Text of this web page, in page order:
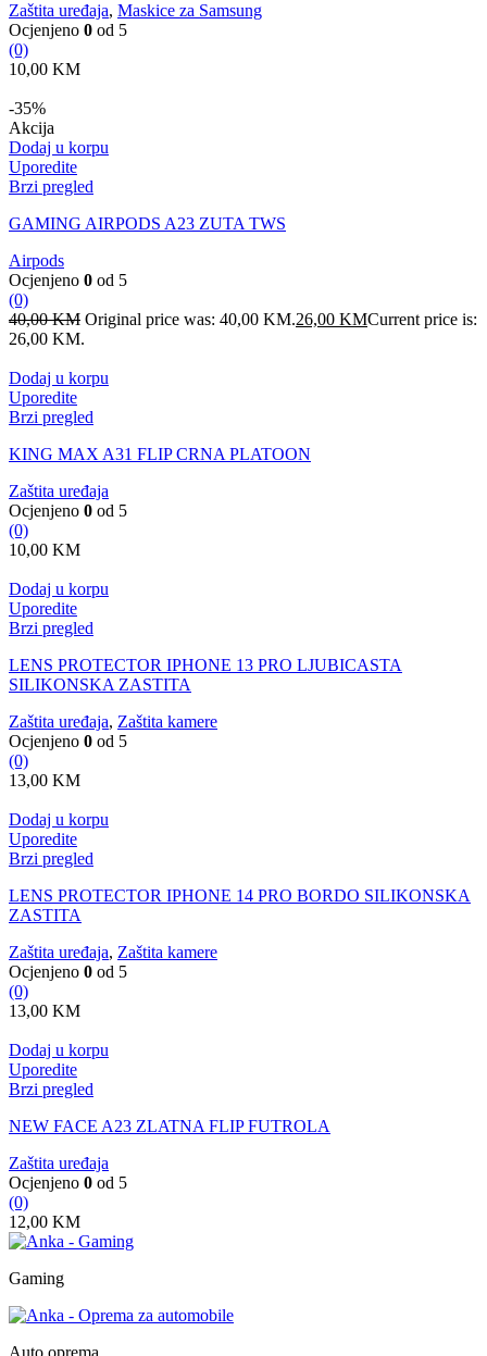
Zaštita uređaja, Maskice za Samsung
Ocjenjeno 0 od 5
(0)
10,00 KM
-35%
Akcija
Dodaj u korpu
Uporedite
Brzi pregled
GAMING AIRPODS A23 ZUTA TWS
Airpods
Ocjenjeno 0 od 5
(0)
40,00KM Original price was: 40,00 KM.26,00 KMCurrent price is:
26,00 KM.
Dodaj u korpu
Uporedite
Brzi pregled
KING MAX A31 FLIP CRNA PLATOON
Zaštita uređaja
Ocjenjeno 0 od 5
(0)
10,00 KM
Dodaj u korpu
Uporedite
Brzi pregled
LENS PROTECTOR IPHONE 13 PRO LJUBICASTA
SILIKONSKA ZASTITA
Zaštita uređaja, Zaštita kamere
Ocjenjeno 0 od 5
(0)
13,00 KM
Dodaj u korpu
Uporedite
Brzi pregled
LENS PROTECTOR IPHONE 14 PRO BORDO SILIKONSKA
ZASTITA
Zaštita uređaja, Zaštita kamere
Ocjenjeno 0 od 5
(0)
13,00 KM
Dodaj u korpu
Uporedite
Brzi pregled
NEW FACE A23 ZLATNA FLIP FUTROLA
Zaštita uređaja
Ocjenjeno 0 od 5
(0)
12,00 KM
Gaming